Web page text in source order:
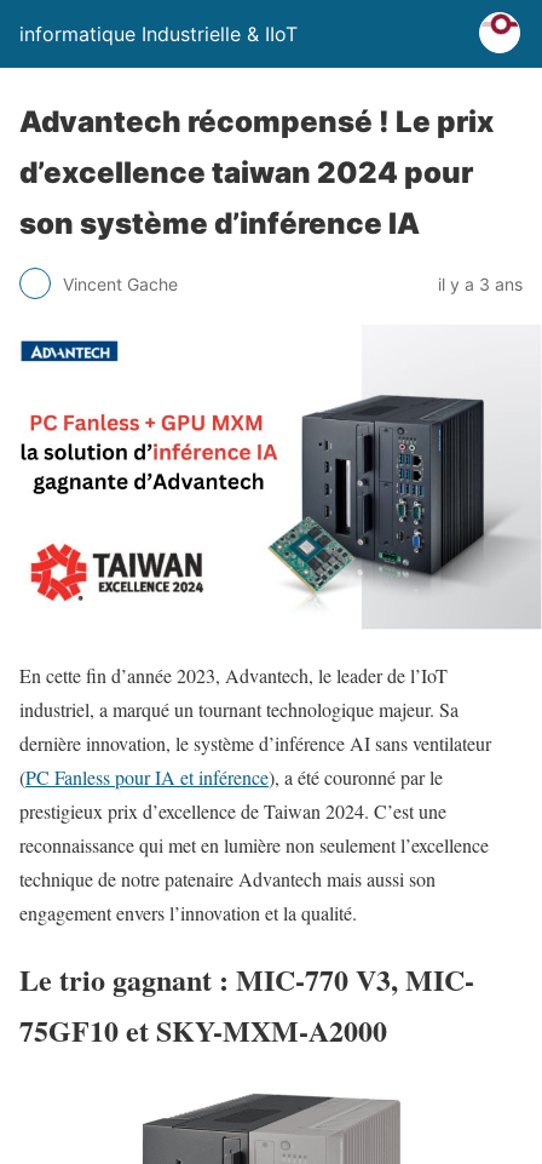
informatique Industrielle & IIoT
Advantech récompensé ! Le prix
d’excellence taiwan 2024 pour
son système d’inférence IA
Vincent Gache il y a 3 ans
En cette fin d’année 2023, Advantech, le leader de l’IoT
industriel, a marqué un tournant technologique majeur. Sa
dernière innovation, le système d’inférence AI sans ventilateur
(PC Fanless pour IA et inférence), a été couronné par le
prestigieux prix d’excellence de Taiwan 2024. C’est une
reconnaissance qui met en lumière non seulement l’excellence
technique de notre patenaire Advantech mais aussi son
engagement envers l’innovation et la qualité.
Le trio gagnant : MIC-770 V3, MIC-
75GF10 et SKY-MXM-A2000